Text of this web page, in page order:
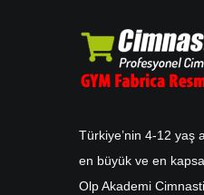
Türkiye’nin 4-12 yaş
en büyük ve en
Olp Akademi